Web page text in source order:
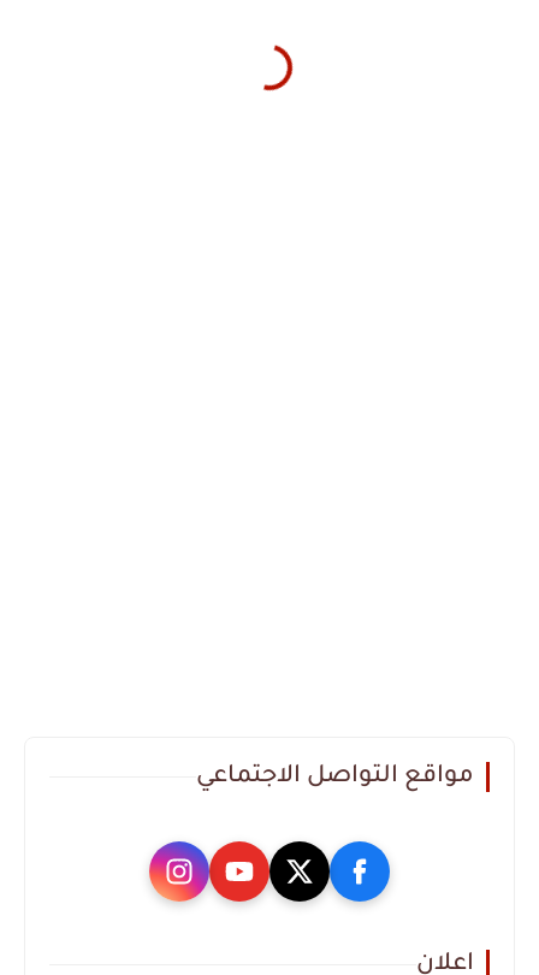
مواقع التواصل الاجتماعي
اعلان